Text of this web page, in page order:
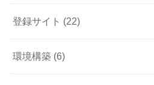
登録サイト (22)
環境構築 (6)